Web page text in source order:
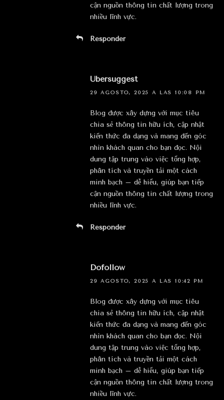
cận nguồn thông tin chất lượng trong
nhiều lĩnh vực.
Responder
Ubersuggest
29 AGOSTO, 2025 A LAS 10:08 PM
Blog được xây dựng với mục tiêu
chia sẻ thông tin hữu ích, cập nhật
kiến thức đa dạng và mang đến góc
nhìn khách quan cho bạn đọc. Nội
dung tập trung vào việc tổng hợp,
phân tích và truyền tải một cách
minh bạch – dễ hiểu, giúp bạn tiếp
cận nguồn thông tin chất lượng trong
nhiều lĩnh vực.
Responder
Dofollow
29 AGOSTO, 2025 A LAS 10:42 PM
Blog được xây dựng với mục tiêu
chia sẻ thông tin hữu ích, cập nhật
kiến thức đa dạng và mang đến góc
nhìn khách quan cho bạn đọc. Nội
dung tập trung vào việc tổng hợp,
phân tích và truyền tải một cách
minh bạch – dễ hiểu, giúp bạn tiếp
cận nguồn thông tin chất lượng trong
nhiều lĩnh vực.